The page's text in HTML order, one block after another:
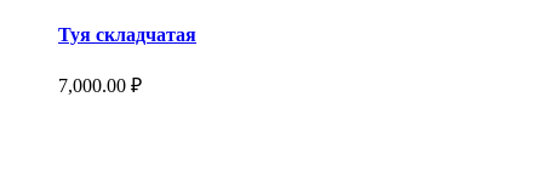
Туя складчатая
7,000.00 ₽